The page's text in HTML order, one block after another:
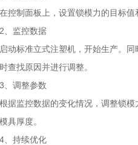
在控制面板上，设置锁模力的目标
2、监控数据
启动标准立式注塑机，开始生产。
时查找原因并进行调整。
3、调整参数
根据监控数据的变化情况，调整锁
模具厚度。
4、持续优化